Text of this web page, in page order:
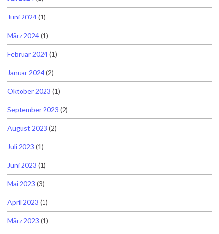
Juni 2024(1)
März 2024(1)
Februar 2024(1)
Januar 2024(2)
Oktober 2023 (1)
September 2023 (2)
August 2023 (2)
Juli 2023 (1)
Juni 2023 (1)
Mai 2023 (3)
April 2023 (1)
März 2023 (1)